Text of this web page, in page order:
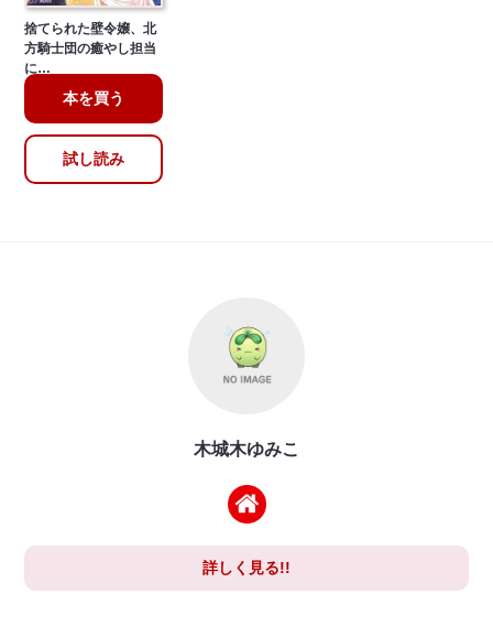
捨てられた壁令嬢、北
方騎士団の癒やし担当
に…
本を買う
試し読み
木城木ゆみこ
詳しく見る!!